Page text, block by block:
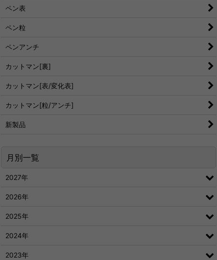
ペン表
ペン粒
ペンアンチ
カットマン[裏]
カットマン[表/変化表]
カットマン[粒/アンチ]
新製品
月別一覧
2027年
2026年
2025年
2024年
2023年